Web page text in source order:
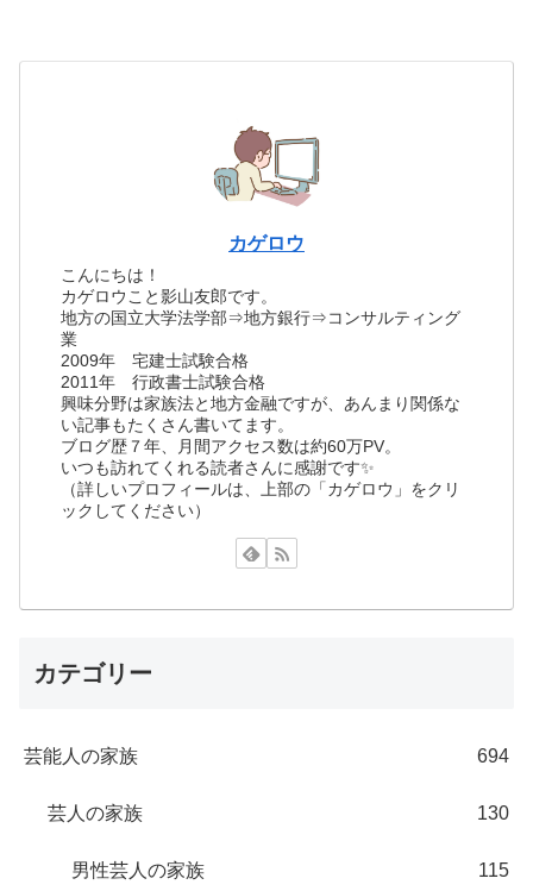
カゲロウ
こんにちは！
カゲロウこと影山友郎です。
地方の国立大学法学部⇒地方銀行⇒コンサルティング
業
2009年 宅建士試験合格
2011年 行政書士試験合格
興味分野は家族法と地方金融ですが、あんまり関係な
い記事もたくさん書いてます。
ブログ歴７年、月間アクセス数は約60万PV。
いつも訪れてくれる読者さんに感謝です✨
（詳しいプロフィールは、上部の「カゲロウ」をクリ
ックしてください）
カテゴリー
芸能人の家族 694
芸人の家族 130
男性芸人の家族 115